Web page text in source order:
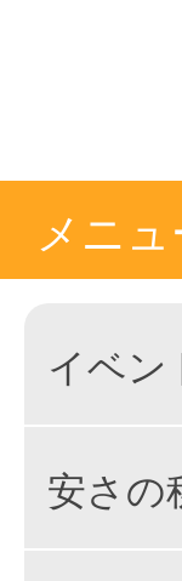
メニュ
イベン
安さの